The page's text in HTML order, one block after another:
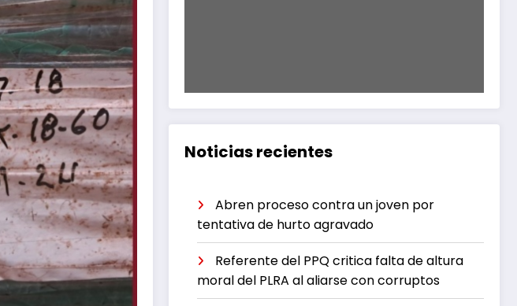
Noticias recientes
Abren proceso contra un joven por
tentativa de hurto agravado
Referente del PPQ critica falta de altura
moral del PLRA al aliarse con corruptos